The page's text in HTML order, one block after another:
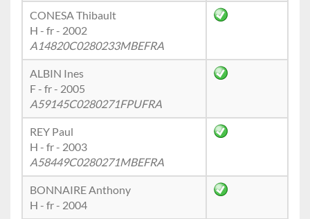
CONESA Thibault
H - fr - 2002
A14820C0280233MBEFRA
ALBIN Ines
F - fr - 2005
A59145C0280271FPUFRA
REY Paul
H - fr - 2003
A58449C0280271MBEFRA
BONNAIRE Anthony
H - fr - 2004